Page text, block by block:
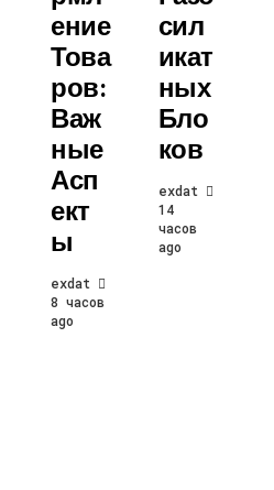
Ение
Това
Ров:
Важ
Ные
Асп
Ект
Ы
exdat
8 часов
ago
Сил
Икат
Ных
Бло
Ков
exdat
14
часов
ago